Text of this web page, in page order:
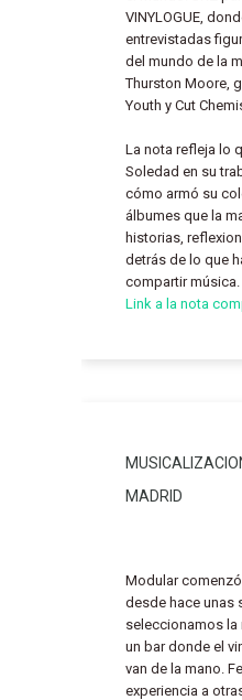
VINYLOGUE,
entrevistadas
del mundo de la
Thurston Moore,
Youth y Cut
La nota refleja lo
Soledad en su
cómo armó su
álbumes que la
historias,
detrás de lo que
compartir música.
Link a la nota
MADRID
Modular
desde hace unas
seleccionamos la
un bar donde el
van de la mano.
experiencia a